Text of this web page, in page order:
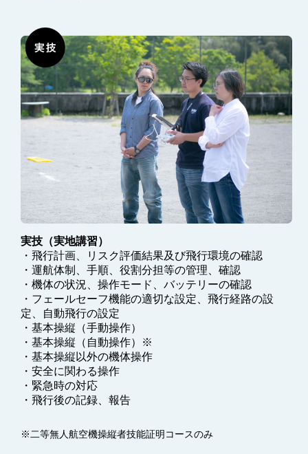
実技（実地講習）
・飛行計画、リスク評価結果及び飛行環境の確認
・運航体制、手順、役割分担等の管理、確認
・機体の状況、操作モード、バッテリーの確認
・フェールセーフ機能の適切な設定、飛行経路の設
定、
自動飛行の設定
・基本操縦（手動操作）
・基本操縦（自動操作）※
・基本操縦以外の機体操作
・安全に関わる操作
・緊急時の対応
・飛行後の記録、報告
※二等無人航空機操縦者技能証明コースのみ